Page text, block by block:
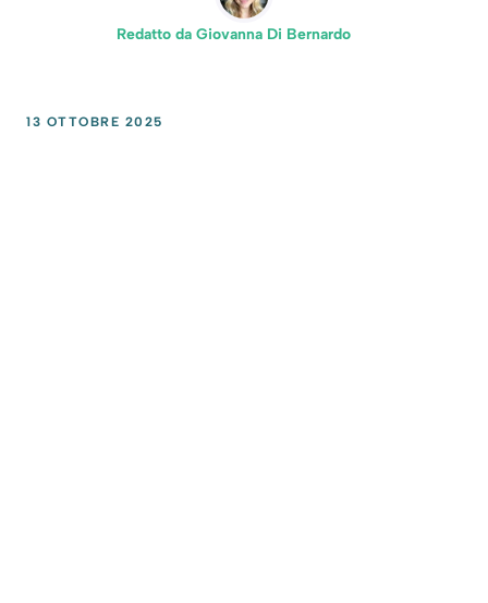
Redatto da Giovanna Di Bernardo
13 OTTOBRE 2025